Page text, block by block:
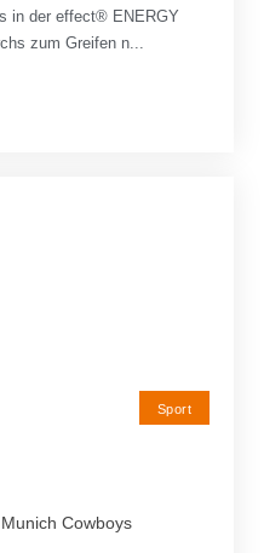
in der effect® ENERGY
zum Greifen n...
Sport
Cowboys